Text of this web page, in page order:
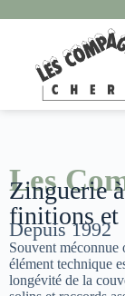
Les
Zinguerie
finitions et
Depuis 1992
Souvent méconnue
élément technique
longévité de la